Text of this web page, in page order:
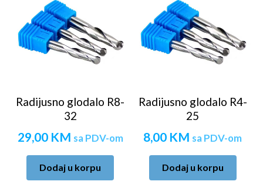
Radijusno glodalo R8-
32
29,00 KM sa PDV-om
Dodaj u korpu
Radijusno glodalo R4-
25
8,00 KM sa PDV-om
Dodaj u korpu